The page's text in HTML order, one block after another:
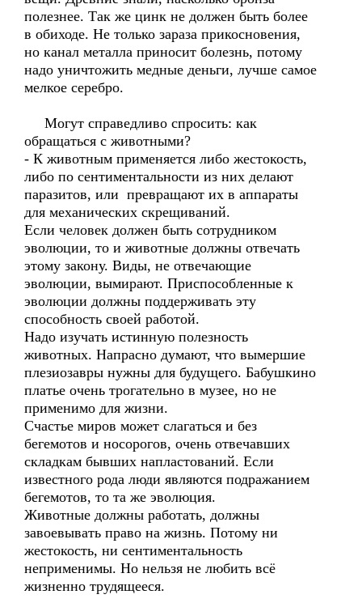
полезнее. Так же цинк не должен быть более
в обиходе. Не только зараза прикосновения,
но канал металла приносит болезнь, потому
надо уничтожить медные деньги, лучше самое
мелкое серебро.
Могут справедливо спросить: как
обращаться с животными?
- К животным применяется либо жестокость,
либо по сентиментальности из них делают
паразитов, или превращают их в аппараты
для механических скрещиваний.
Если человек должен быть сотрудником
эволюции, то и животные должны отвечать
этому закону. Виды, не отвечающие
эволюции, вымирают. Приспособленные к
эволюции должны поддерживать эту
способность своей работой.
Надо изучать истинную полезность
животных. Напрасно думают, что вымершие
плезиозавры нужны для будущего. Бабушкино
платье очень трогательно в музее, но не
применимо для жизни.
Счастье миров может слагаться и без
бегемотов и носорогов, очень отвечавших
складкам бывших напластований. Если
известного рода люди являются подражанием
бегемотов, то та же эволюция.
Животные должны работать, должны
завоевывать право на жизнь. Потому ни
жестокость, ни сентиментальность
неприменимы. Но нельзя не любить всё
жизненно трудящееся.